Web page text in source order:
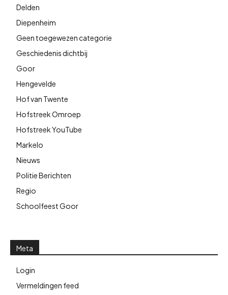
Delden
Diepenheim
Geen toegewezen categorie
Geschiedenis dichtbij
Goor
Hengevelde
Hof van Twente
Hofstreek Omroep
Hofstreek YouTube
Markelo
Nieuws
Politie Berichten
Regio
Schoolfeest Goor
Meta
Login
Vermeldingen feed